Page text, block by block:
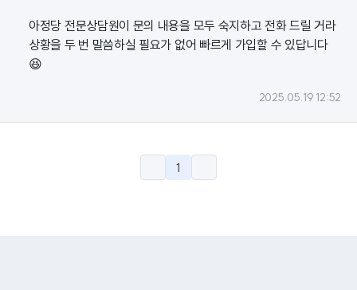
아정당 전문상담원이 문의 내용을 모두 숙지하고 전화 드릴 거라
상황을 두 번 말씀하실 필요가 없어 빠르게 가입할 수 있답니다
😆
2025.05.19 12:52
1